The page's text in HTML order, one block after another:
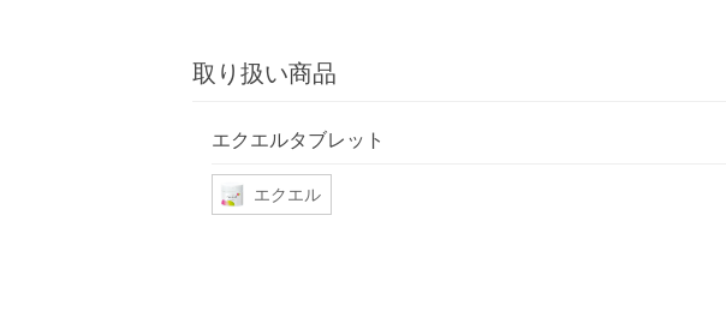
取り扱い商品
エクエルタブレット
エクエル